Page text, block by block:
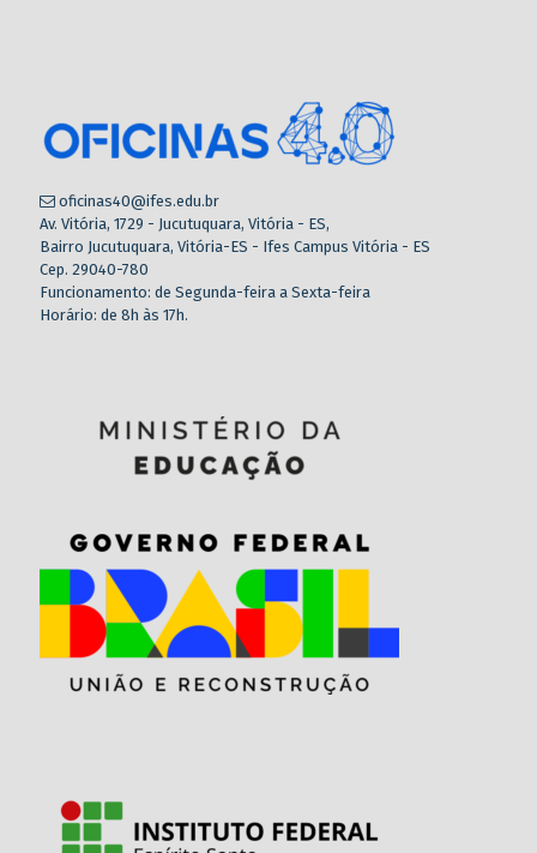
oficinas40@ifes.edu.br
Av. Vitória, 1729 - Jucutuquara, Vitória - ES,
Bairro Jucutuquara, Vitória-ES - Ifes Campus Vitória - ES
Cep. 29040-780
Funcionamento: de Segunda-feira a Sexta-feira
Horário: de 8h às 17h.